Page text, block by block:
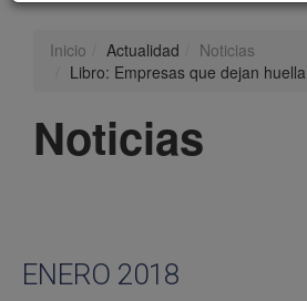
Inicio Actualidad
Noticias
Libro: Empresas que dejan huella
Noticias
ENERO 2018